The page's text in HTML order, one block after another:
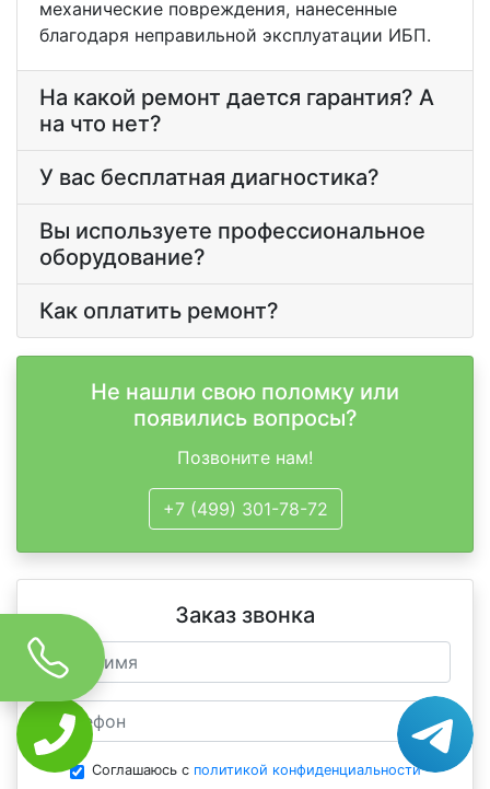
механические повреждения, нанесенные
благодаря неправильной эксплуатации ИБП.
На какой ремонт дается гарантия? А
на что нет?
У вас бесплатная диагностика?
Вы используете профессиональное
оборудование?
Как оплатить ремонт?
Не нашли свою поломку или
появились вопросы?
Позвоните нам!
+7 (499) 301-78-72
Заказ звонка
Соглашаюсь с политикой конфиденциальности